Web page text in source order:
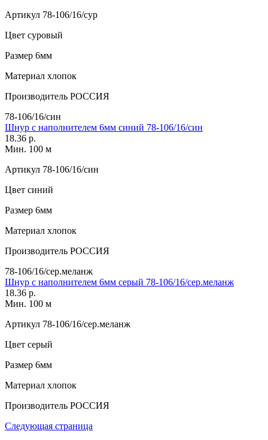
Артикул 78-106/16/сур
Цвет суровый
Размер 6мм
Материал хлопок
Производитель РОССИЯ
78-106/16/син
Шнур с наполнителем 6мм синий 78-106/16/син
18.36 р.
Мин. 100 м
Артикул 78-106/16/син
Цвет синий
Размер 6мм
Материал хлопок
Производитель РОССИЯ
78-106/16/сер.меланж
Шнур с наполнителем 6мм серый 78-106/16/сер.меланж
18.36 р.
Мин. 100 м
Артикул 78-106/16/сер.меланж
Цвет серый
Размер 6мм
Материал хлопок
Производитель РОССИЯ
Следующая страница